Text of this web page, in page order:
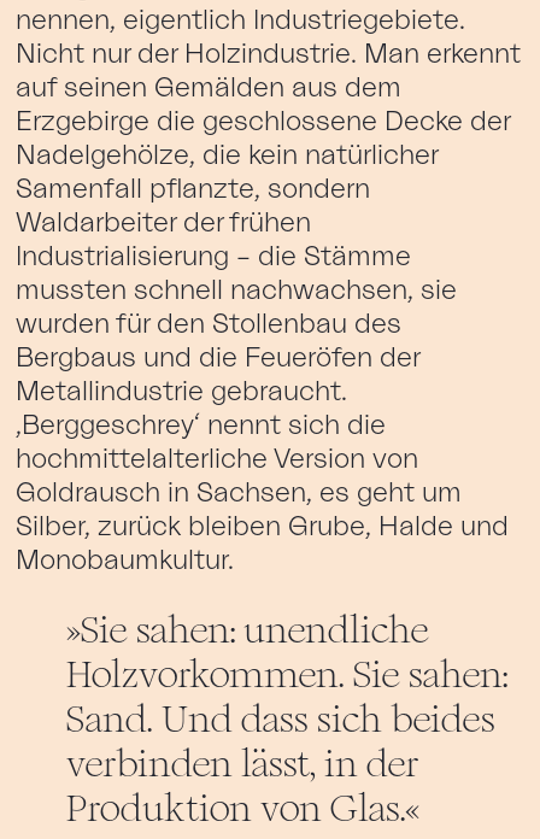
nennen, eigentlich Industriegebiete.
Nicht nur der Holzindustrie. Man erkennt
auf seinen Gemälden aus dem
Erzgebirge die geschlossene Decke der
Nadelgehölze, die kein natürlicher
Samenfall pflanzte, sondern
Waldarbeiter der frühen
Industrialisierung – die Stämme
mussten schnell nachwachsen, sie
wurden für den Stollenbau des
Bergbaus und die Feueröfen der
Metallindustrie gebraucht.
‚Berggeschrey‘ nennt sich die
hochmittelalterliche Version von
Goldrausch in Sachsen, es geht um
Silber, zurück bleiben Grube, Halde und
Monobaumkultur.
Sie sahen: unendliche
Holzvorkommen. Sie sahen:
Sand. Und dass sich beides
verbinden lässt, in der
Produktion von Glas.